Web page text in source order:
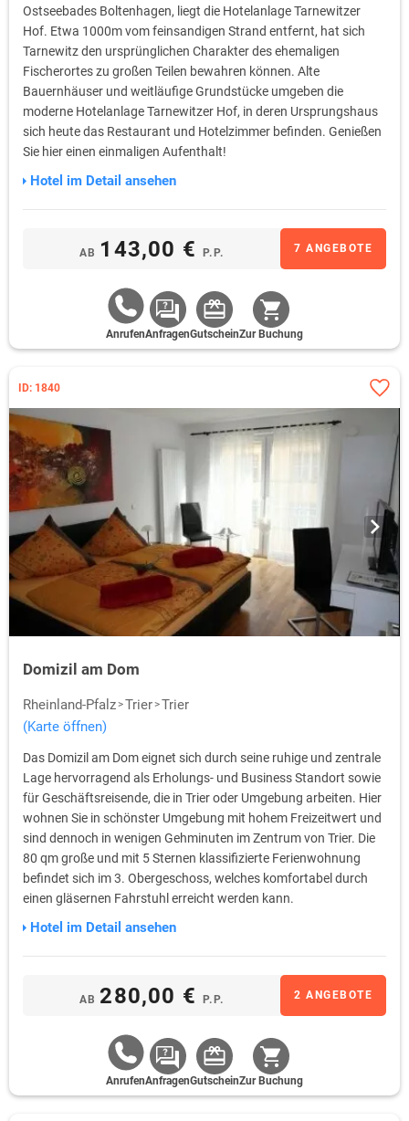
Ostseebades Boltenhagen, liegt die Hotelanlage Tarnewitzer
Hof. Etwa 1000m vom feinsandigen Strand entfernt, hat sich
Tarnewitz den ursprünglichen Charakter des ehemaligen
Fischerortes zu großen Teilen bewahren können. Alte
Bauernhäuser und weitläufige Grundstücke umgeben die
moderne Hotelanlage Tarnewitzer Hof, in deren Ursprungshaus
sich heute das Restaurant und Hotelzimmer befinden. Genießen
Sie hier einen einmaligen Aufenthalt!
Hotel im Detail ansehen
AB 143,00 €P.P. 7 ANGEBOTE
AnrufenAnfragenGutscheinZur Buchung
ID: 1840
Domizil am Dom
Rheinland-Pfalz Trier Trier
(Karte öffnen)
Das Domizil am Dom eignet sich durch seine ruhige und zentrale
Lage hervorragend als Erholungs- und Business Standort sowie
für Geschäftsreisende, die in Trier oder Umgebung arbeiten. Hier
wohnen Sie in schönster Umgebung mit hohem Freizeitwert und
sind dennoch in wenigen Gehminuten im Zentrum von Trier. Die
80 qm große und mit 5 Sternen klassifizierte Ferienwohnung
befindet sich im 3. Obergeschoss, welches komfortabel durch
einen gläsernen Fahrstuhl erreicht werden kann.
Hotel im Detail ansehen
AB 280,00 €P.P. 2 ANGEBOTE
AnrufenAnfragenGutscheinZur Buchung